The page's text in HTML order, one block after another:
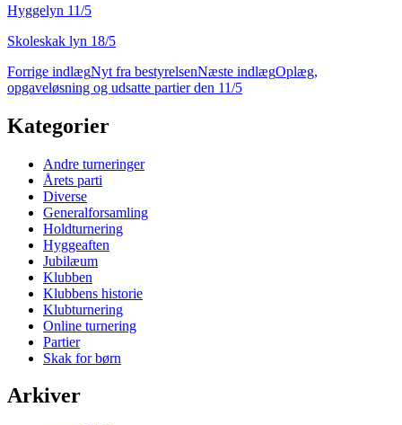
Hyggelyn 11/5
Skoleskak lyn 18/5
Indlægsnavigation
Forrige indlægNyt fra bestyrelsenNæste indlægOplæg,
opgaveløsning og udsatte partier den 11/5
Kategorier
Andre turneringer
Årets parti
Diverse
Generalforsamling
Holdturnering
Hyggeaften
Jubilæum
Klubben
Klubbens historie
Klubturnering
Online turnering
Partier
Skak for børn
Arkiver